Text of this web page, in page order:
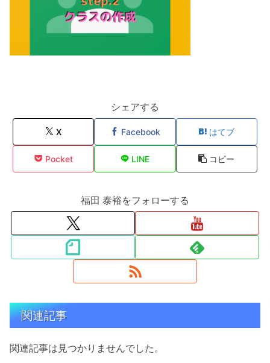
シェアする
X Facebook はてブ
Pocket LINE コピー
福田 泰裕をフォローする
関連記事
関連記事は見つかりませんでした。